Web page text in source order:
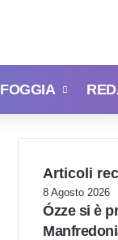
FOGGIA
Articoli
8 Agosto 2026
Ózze si è